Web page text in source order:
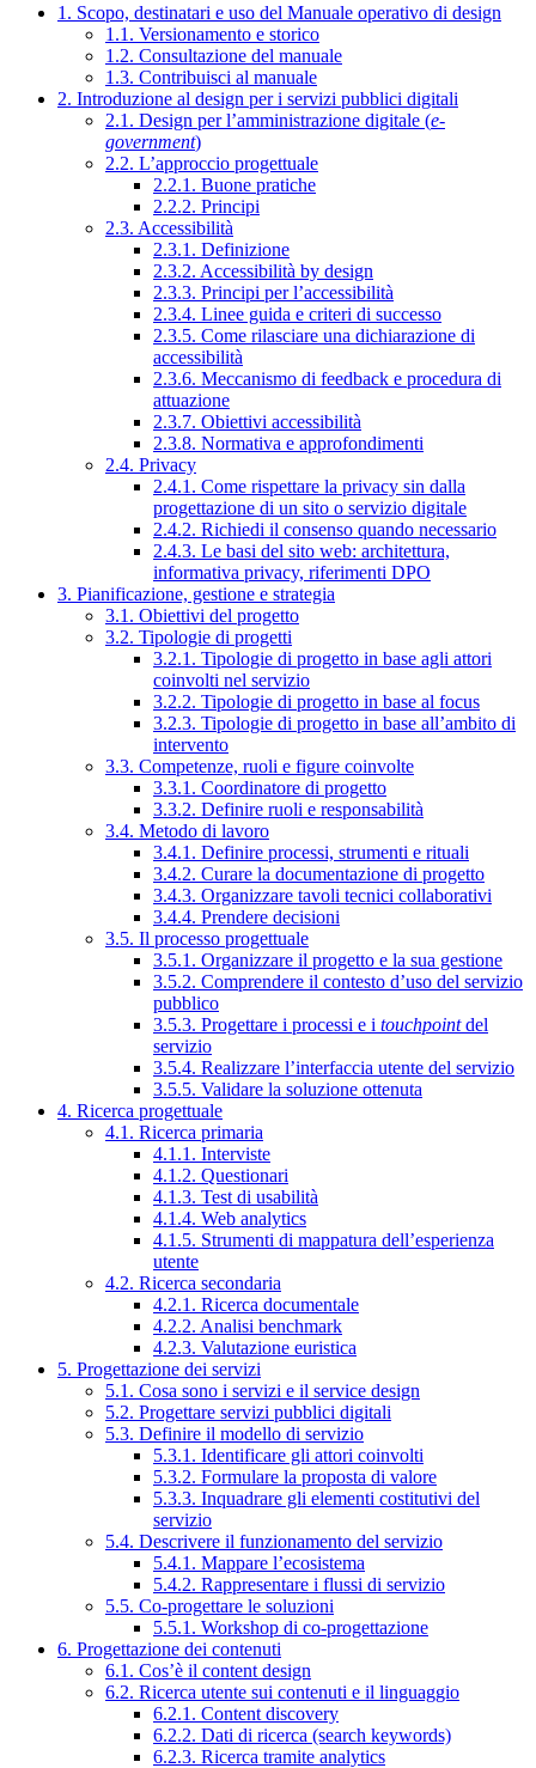
1. Scopo, destinatari e uso del Manuale operativo di design
1.1. Versionamento e storico
1.2. Consultazione del manuale
1.3. Contribuisci al manuale
2. Introduzione al design per i servizi pubblici digitali
2.1. Design per l’amministrazione digitale (e-
government)
2.2. L’approccio progettuale
2.2.1. Buone pratiche
2.2.2. Principi
2.3. Accessibilità
2.3.1. Definizione
2.3.2. Accessibilità by design
2.3.3. Principi per l’accessibilità
2.3.4. Linee guida e criteri di successo
2.3.5. Come rilasciare una dichiarazione di
accessibilità
2.3.6. Meccanismo di feedback e procedura di
attuazione
2.3.7. Obiettivi accessibilità
2.3.8. Normativa e approfondimenti
2.4. Privacy
2.4.1. Come rispettare la privacy sin dalla
progettazione di un sito o servizio digitale
2.4.2. Richiedi il consenso quando necessario
2.4.3. Le basi del sito web: architettura,
informativa privacy, riferimenti DPO
3. Pianificazione, gestione e strategia
3.1. Obiettivi del progetto
3.2. Tipologie di progetti
3.2.1. Tipologie di progetto in base agli attori
coinvolti nel servizio
3.2.2. Tipologie di progetto in base al focus
3.2.3. Tipologie di progetto in base all’ambito di
intervento
3.3. Competenze, ruoli e figure coinvolte
3.3.1. Coordinatore di progetto
3.3.2. Definire ruoli e responsabilità
3.4. Metodo di lavoro
3.4.1. Definire processi, strumenti e rituali
3.4.2. Curare la documentazione di progetto
3.4.3. Organizzare tavoli tecnici collaborativi
3.4.4. Prendere decisioni
3.5. Il processo progettuale
3.5.1. Organizzare il progetto e la sua gestione
3.5.2. Comprendere il contesto d’uso del servizio
pubblico
3.5.3. Progettare i processi e i touchpointdel
servizio
3.5.4. Realizzare l’interfaccia utente del servizio
3.5.5. Validare la soluzione ottenuta
4. Ricerca progettuale
4.1. Ricerca primaria
4.1.1. Interviste
4.1.2. Questionari
4.1.3. Test di usabilità
4.1.4. Web analytics
4.1.5. Strumenti di mappatura dell’esperienza
utente
4.2. Ricerca secondaria
4.2.1. Ricerca documentale
4.2.2. Analisi benchmark
4.2.3. Valutazione euristica
5. Progettazione dei servizi
5.1. Cosa sono i servizi e il service design
5.2. Progettare servizi pubblici digitali
5.3. Definire il modello di servizio
5.3.1. Identificare gli attori coinvolti
5.3.2. Formulare la proposta di valore
5.3.3. Inquadrare gli elementi costitutivi del
servizio
5.4. Descrivere il funzionamento del servizio
5.4.1. Mappare l’ecosistema
5.4.2. Rappresentare i flussi di servizio
5.5. Co-progettare le soluzioni
5.5.1. Workshop di co-progettazione
6. Progettazione dei contenuti
6.1. Cos’è il content design
6.2. Ricerca utente sui contenuti e il linguaggio
6.2.1. Content discovery
6.2.2. Dati di ricerca (search keywords)
6.2.3. Ricerca tramite analytics